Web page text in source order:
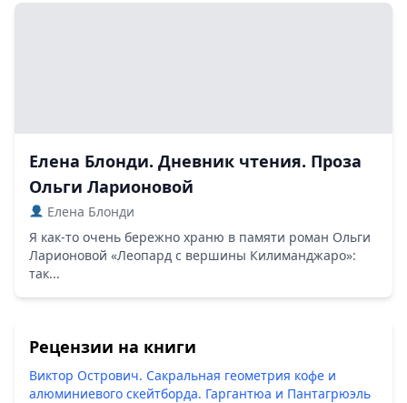
Елена Блонди. Дневник чтения. Проза
Ольги Ларионовой
Елена Блонди
Я как-то очень бережно храню в памяти роман Ольги
Ларионовой «Леопард с вершины Килиманджаро»:
так...
Рецензии на книги
Виктор Острович. Сакральная геометрия кофе и
алюминиевого скейтборда. Гаргантюа и Пантагрюэль